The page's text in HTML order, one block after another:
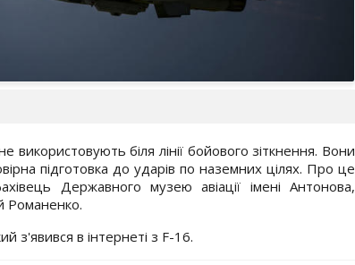
використовують біля лінії бойового зіткнення. Вони
підготовка до ударів по наземних цілях. Про це
Державного музею авіації імені Антонова,
Романенко.
з'явився в інтернеті з F-16.